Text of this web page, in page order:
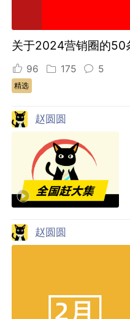
关于2024营销圈的50
96 175 5
精选
赵圆圆
赵圆圆